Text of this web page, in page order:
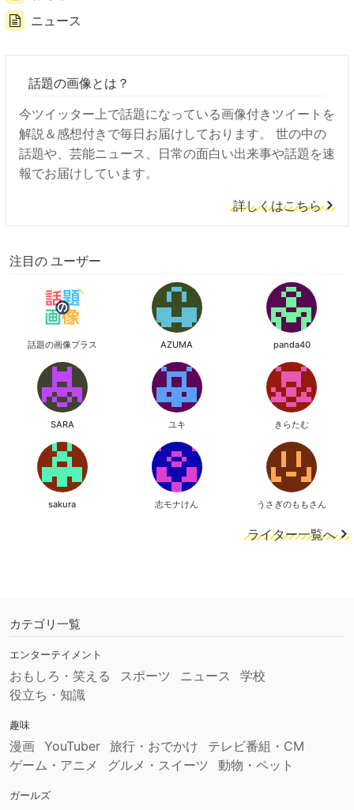
ニュース
話題の画像とは？
今ツイッター上で話題になっている画像付きツイートを
解説＆感想付きで毎日お届けしております。 世の中の
話題や、芸能ニュース、日常の面白い出来事や話題を速
報でお届けしています。
詳しくはこちら
注目の ユーザー
話題の画像プラス AZUMA panda40
SARA ユキ きらたむ
sakura 志モナけん うさぎのももさん
ライター一覧へ
カテゴリ一覧
エンターテイメント
おもしろ・笑える スポーツ ニュース
学校
役立ち・知識
趣味
漫画 YouTuber 旅行・おでかけ
テレビ番組・CM
ゲーム・アニメ
グルメ・スイーツ 動物・ペット
ガールズ